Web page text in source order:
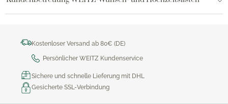
Kostenloser Versand ab 80€ (DE)
Persönlicher WEITZ Kundenservice
Sichere und schnelle Lieferung mit DHL
Gesicherte SSL-Verbindung